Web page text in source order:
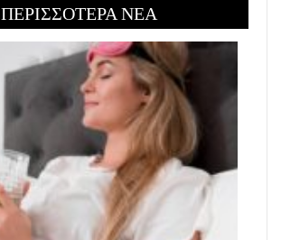
ΠΕΡΙΣΣΟΤΕΡΑ ΝΕΑ